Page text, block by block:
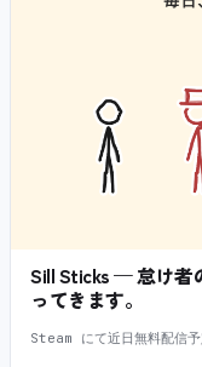
Sill Sticks — 怠け者
ってきます。
Steam にて近日無料配信予